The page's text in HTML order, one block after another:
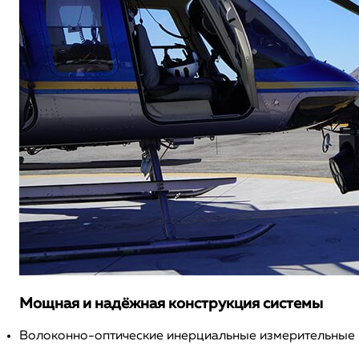
Мощная и надёжная конструкция системы
Волоконно-оптические инерциальные измерительные